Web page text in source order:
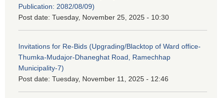
Publication: 2082/08/09)
Post date: Tuesday, November 25, 2025 - 10:30
Invitations for Re-Bids (Upgrading/Blacktop of Ward office-
Thumka-Mudajor-Dhaneghat Road, Ramechhap
Municipality-7)
Post date: Tuesday, November 11, 2025 - 12:46